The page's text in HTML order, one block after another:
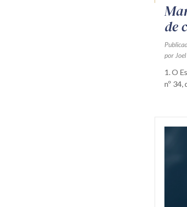
de
por
1. O
nº 34,